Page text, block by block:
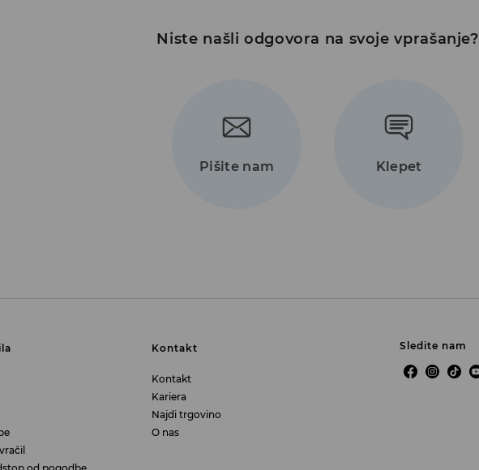
Niste našli odgovora na svoje vprašanje?
Pišite nam Klepet
od pogodbe
Kontakt
Kontakt
Kariera
Najdi trgovino
O nas
Sledite nam